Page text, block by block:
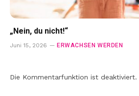
„Nein, du nicht!“
Juni 15, 2026 ERWACHSEN WERDEN
Die Kommentarfunktion ist deaktiviert.